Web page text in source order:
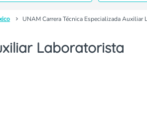
UNAM Carrera Técnica Especializada Auxiliar
Laboratorista